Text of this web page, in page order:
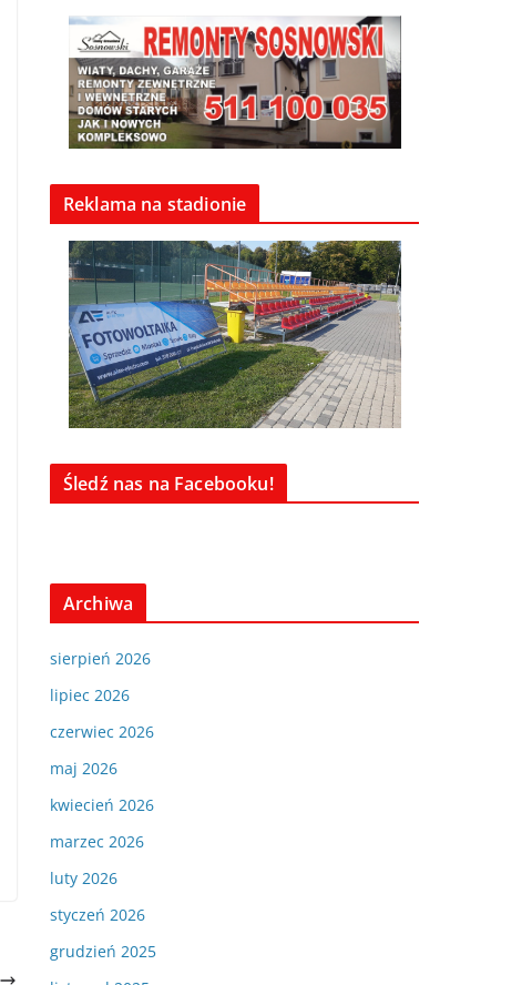
Reklama na stadionie
Śledź nas na Facebooku!
Archiwa
sierpień 2026
lipiec 2026
czerwiec 2026
maj 2026
kwiecień 2026
marzec 2026
luty 2026
styczeń 2026
grudzień 2025